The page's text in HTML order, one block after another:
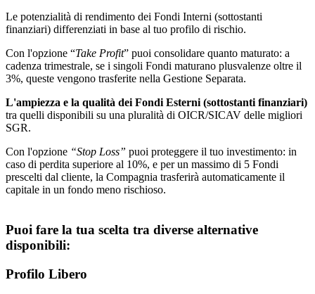
Le potenzialità di rendimento dei Fondi Interni (sottostanti
finanziari) differenziati in base al tuo profilo di rischio.
Con l'opzione “Take Profit” puoi consolidare quanto maturato: a
cadenza trimestrale, se i singoli Fondi maturano plusvalenze oltre il
3%, queste vengono trasferite nella Gestione Separata.
L'ampiezza e la qualità dei Fondi Esterni (sottostanti finanziari)
tra quelli disponibili su una pluralità di OICR/SICAV delle migliori
SGR.
Con l'opzione “Stop Loss” puoi proteggere il tuo investimento: in
caso di perdita superiore al 10%, e per un massimo di 5 Fondi
prescelti dal cliente, la Compagnia trasferirà automaticamente il
capitale in un fondo meno rischioso.
Puoi fare la tua scelta tra diverse alternative
disponibili:
Profilo Libero